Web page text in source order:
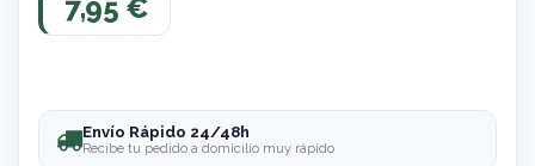
7,95 €
Envío Rápido 24/48h
Recibe tu pedido a domicilio muy rápido